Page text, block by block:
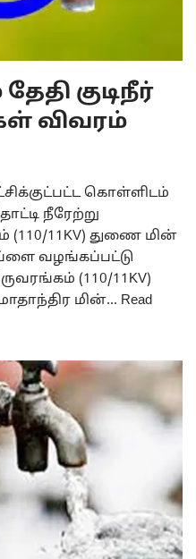
குடிநீர்
விவரம்
கொள்ளிடம்
நீரேற்று
(110/11KV) துணை மின்
வழங்கப்பட்டு
(110/11KV)
மின்… Read